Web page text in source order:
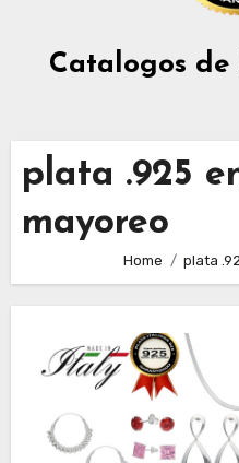
Catalogos
plata .925
mayoreo
Home plata